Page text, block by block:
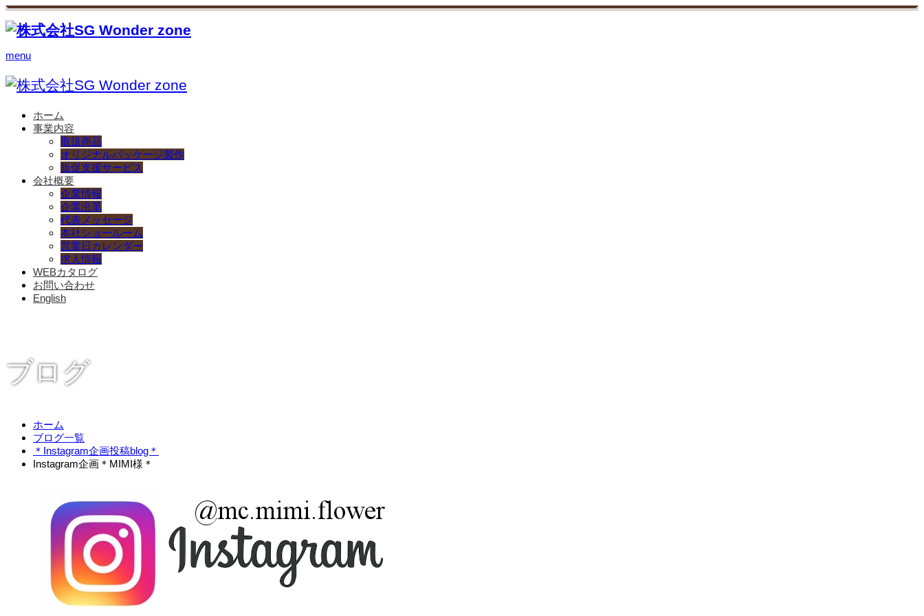
menu
ホーム
事業内容
取扱商品
オリジナルパッケージ製作
販促支援サービス
会社概要
企業情報
企業沿革
代表メッセージ
本社ショールーム
営業日カレンダー
求人情報
WEBカタログ
お問い合わせ
English
ブログ
ホーム
ブログ一覧
＊Instagram企画投稿blog＊
Instagram企画＊MIMI様＊